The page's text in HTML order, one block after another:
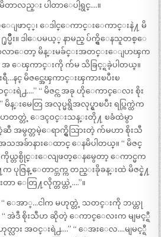
တာလည္း ပါတာေပါ့ရွင္….။
ဖာင့္၊ ေဒါင္ေကာင္းေကာင္းနဲ႔ မိ
မ်ဳိး။ ဒါေပမယ့္ နာမည္ ပ်က္ရွိေနသူတစ္ေ
ၾကာလာေတာ့ မိန္းမခ်င္းအတင္းေျပာၾက
အ ေၾကာင္းကို က်မ သိခြင့္ရခဲ့ပါတယ္။
နင္ မိဇင္အေၾကာင္းၾကားၿပီးၿ
င္းရဲ႕….” “ မိဇင္က အခု ဟိုေကာင္ေလး စိုး
မေတြ အလုပ္မရွိအလုပ္ရွာၿပီး ရပ္ကြက္ထဲက
ာတတ္တဲ့ ေဒၚဝင္းသန္းတို႔ ၿခံထဲမွာ
အမွတ္တမဲ့ေရာက္ရွိသြားတဲ့ က်မဟာ စိုးသီ
သအခ်ာနားေထာင္ ေနမိပါတယ္။ “ မိဇင္
တစ္ပိုင္းေလျဖတ္ေနမွေတာ့ ေကာင္မက
ဇြန္ ေတာင္ဘက္က တည္းခိုခန္းထဲ မိဇင္နဲ႔
ာ ေတြ႔လိုက္တယ္တဲ့….”။
“ ေအာ္…ငါက မဟုတ္တဲ့ သတင္းကို ဘယ္တု
အဲဒီ စိုးသီဟ ဆိုတဲ့ ေကာင္ေလးက မျမင့္ရီ
ား အဝင္းရဲ႕….” “ ေအးေလ….မျမင့္ရီ